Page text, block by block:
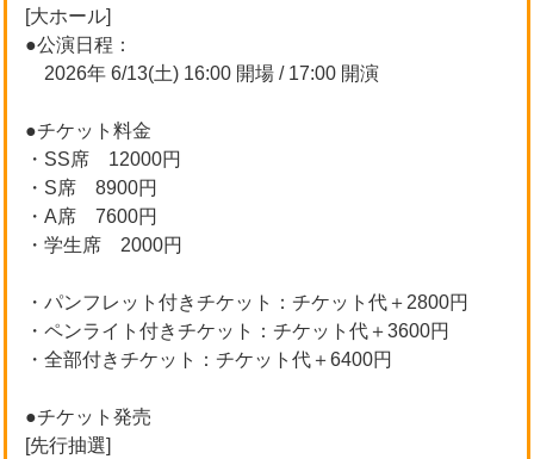
[大ホール]
●公演日程：
2026年 6/13(土) 16:00 開場 / 17:00 開演
●チケット料金
・SS席 12000円
・S席 8900円
・A席 7600円
・学生席 2000円
・パンフレット付きチケット：チケット代＋2800円
・ペンライト付きチケット：チケット代＋3600円
・全部付きチケット：チケット代＋6400円
●チケット発売
[先行抽選]